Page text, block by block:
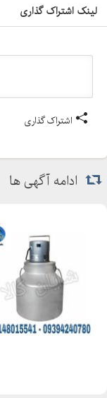
لینک اشتراک گذاری
اشتراک گذاری
ادامه آگهی ها